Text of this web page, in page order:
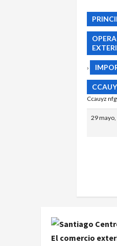
›
Ccauyz
29
El comercio